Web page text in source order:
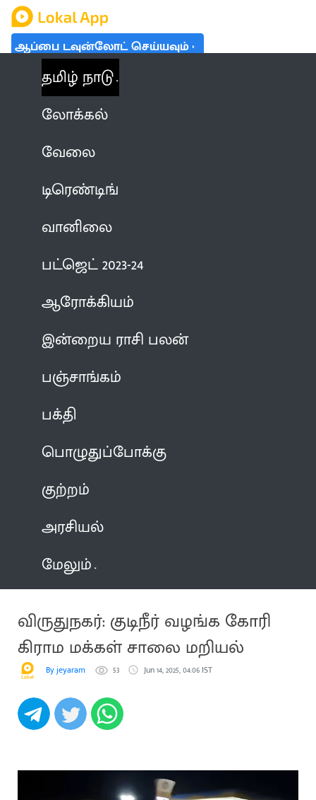
ஆப்பை டவுன்லோட் செய்யவும்
தமிழ் நாடு
லோக்கல்
வேலை
டிரெண்டிங்
வானிலை
பட்ஜெட் 2023-24
ஆரோக்கியம்
இன்றைய ராசி பலன்
பஞ்சாங்கம்
பக்தி
பொழுதுப்போக்கு
குற்றம்
அரசியல்
மேலும்
விருதுநகர்: குடிநீர் வழங்க கோரி
கிராம மக்கள் சாலை மறியல்
By jeyaram 53 Jun 14, 2025, 04:06 IST